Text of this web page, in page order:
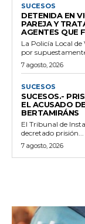
SUCESOS
DETENIDA EN
PAREJA Y
AGENTES QUE
La Policía Local
por
7 agosto, 2026
SUCESOS
SUCESOS.-
EL ACUSADO
BERTAMIRÁNS
El Tribunal de
decretado prisión...
7 agosto, 2026